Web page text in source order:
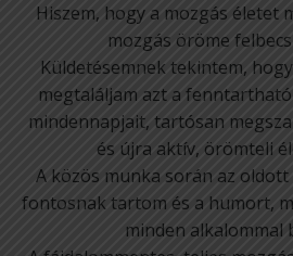
Hiszem, hogy a mozgás életet
mozgás öröme
Küldetésemnek tekintem,
megtaláljam azt a
mindennapjait, tartósan
és újra aktív, örömteli
A közös munka során az
fontosnak tartom és a humort,
minden alkalommal